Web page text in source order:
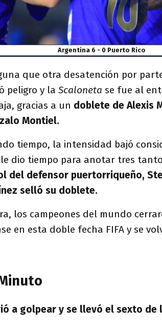
Argentina 6 - 0 Puerto Rico
que otra desatención por
peligro y la Scaloneta se fue al
gracias a un doblete de Alexis
Montiel.
tiempo, la intensidad bajó
le dio tiempo para anotar tres
del defensor puertorriqueño,
selló su doblete.
los campeones del mundo
en esta doble fecha FIFA y se
a golpear y se llevó el sexto de